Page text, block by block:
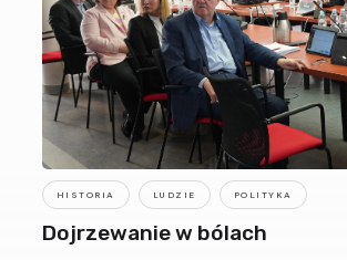
HISTORIA LUDZIE POLITYKA
Dojrzewanie w bólach